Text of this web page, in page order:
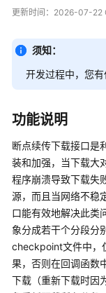
态
服
务
公
产
介
绍
计
费
说
明
快
速
更新时间： 2026-07-22
须知：
开发过程中，您
功能说明
断点续传下载接口是
装和加强，当下载大
程序崩溃导致下载失
源，而且当网络不稳
口能有效地解决此类
象分成若干个分段分
checkpoint文件中，
果，否则在回调函数
下载（重新下载时因